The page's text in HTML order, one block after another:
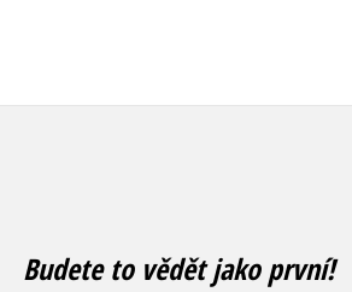
Budete to vědět jako první!